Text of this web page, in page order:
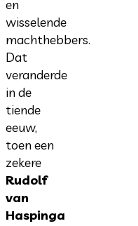
en
wisselende
machthebbers.
Dat
veranderde
in de
tiende
eeuw,
toen een
zekere
Rudolf
van
Haspinga